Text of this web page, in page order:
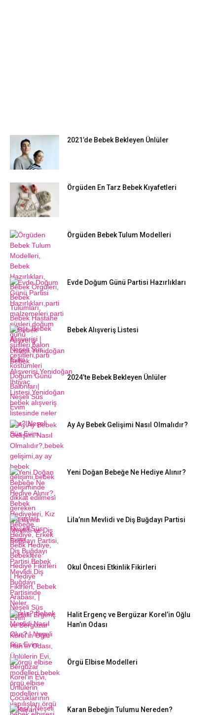
2021’de Bebek Bekleyen Ünlüler
Örgüden En Tarz Bebek Kıyafetleri
Örgüden Bebek Tulum Modelleri
Evde Doğum Günü Partisi Hazırlıkları
Bebek Alışveriş Listesi
2024’te Bebek Bekleyen Ünlüler
Ay Ay Bebek Gelişimi Nasıl Olmalıdır?
Yeni Doğan Bebeğe Ne Hediye Alınır?
Lila’nın Mevlidi ve Diş Buğdayı Partisi
Okul Öncesi Etkinlik Fikirleri
Halit Ergenç ve Bergüzar Korel’in Oğlu
Han’ın Odası
Örgü Elbise Modelleri
Karan Bebeğin Tulumu Nereden?